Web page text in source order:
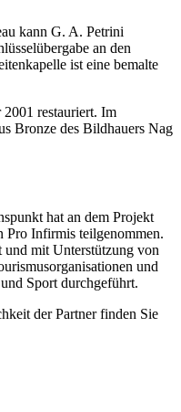
kann G. A. Petrini
an den
ist eine bemalte
restauriert. Im
Bronze des Bildhauers Nag
hat an dem Projekt
Pro Infirmis teilgenommen.
und mit Unterstützung von
und
Sport durchgeführt.
der Partner finden Sie